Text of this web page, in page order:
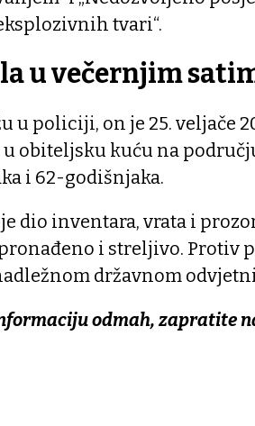
tvari“.
u večernjim
u policiji, on je 25. veljače
obiteljsku kuću na
i 62-godišnjaka.
dio inventara, vrata i
i streljivo. Protiv
državnom
odmah, zapratite